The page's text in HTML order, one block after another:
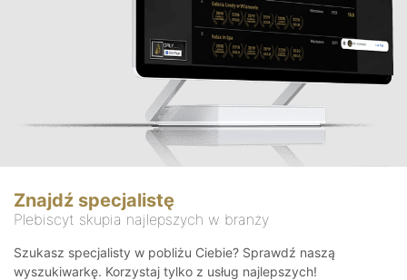
Znajdź specjalistę
Plebiscyt skupia najlepszych w branży
Szukasz specjalisty w pobliżu Ciebie? Sprawdź naszą
wyszukiwarkę. Korzystaj tylko z usług najlepszych!